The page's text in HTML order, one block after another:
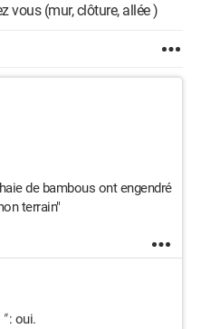
vous (mur, clôture, allée )
de bambous ont engendré
terrain"
: oui.